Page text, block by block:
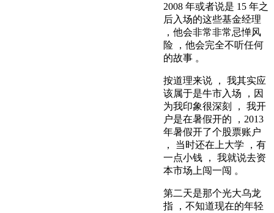
2008 年或者说是 15 年之
后入场的这些基金经理
，他会非常非常忌惮风
险 ，他会完全不听任何
的故事 。
按道理来说 ， 我其实应
该属于是牛市入场 ，因
为我印象很深刻 ， 我开
户是在暑假开的 ，2013
年暑假开了个股票账户
， 当时还在上大学 ，有
一点小钱 ， 我就说去资
本市场上闯一闯 。
第二天是那个光大乌龙
指 ，不知道现在的年轻